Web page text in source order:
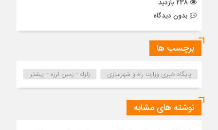
بدون دیدگاه
برچسب ها
پایگاه خبری وزارت راه و شهرسازی زلزله - زمین لرزه - ریشتر
نوشته های مشابه